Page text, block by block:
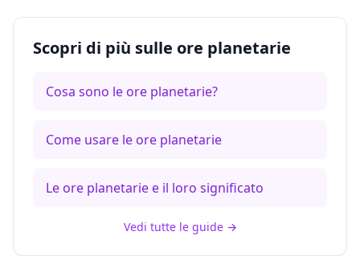
Scopri di più sulle ore planetarie
Cosa sono le ore planetarie?
Come usare le ore planetarie
Le ore planetarie e il loro significato
Vedi tutte le guide→